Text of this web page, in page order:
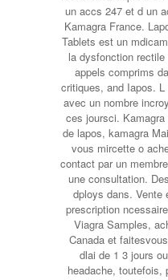
un accs 247 et d un
Kamagra France.
Tablets est un
la dysfonction
appels comprims
critiques, and Iapos.
avec un nombre
ces joursci.
de lapos, kamagra
vous mircette o
contact par un
une consultation.
dploys dans. Vente
prescription
Viagra Samples,
Canada et
dlai de 1 3 jours
headache, toutefois,